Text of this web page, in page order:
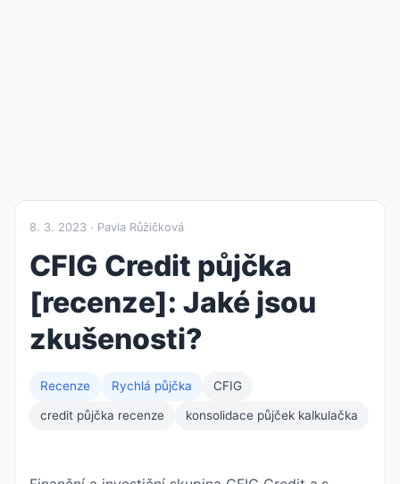
8. 3. 2023 · Pavla Růžičková
CFIG Credit půjčka
[recenze]: Jaké jsou
zkušenosti?
Recenze Rychlá půjčka CFIG
credit půjčka recenze konsolidace půjček kalkulačka